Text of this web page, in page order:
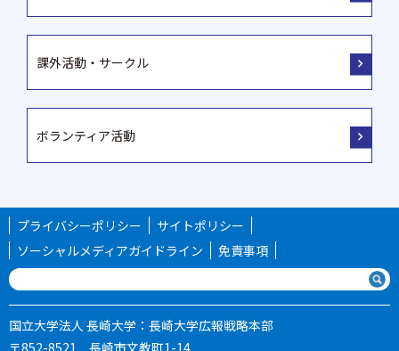
課外活動・サークル
ボランティア活動
プライバシーポリシー
サイトポリシー
ソーシャルメディアガイドライン
免責事項
国立大学法人 長崎大学：長崎大学広報戦略本部
〒852-8521 長崎市文教町1-14